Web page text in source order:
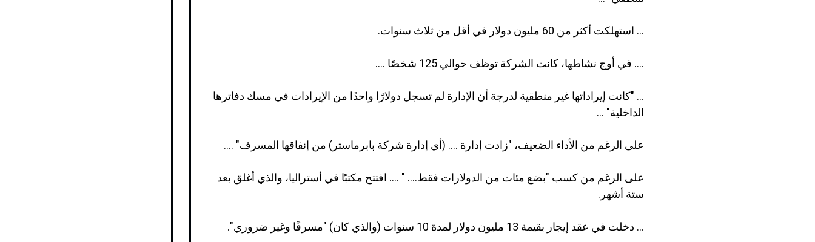
... استهلكت أكثر من 60 مليون دولار في أقل من ثلاث سنوات.
.... في أوج نشاطها، كانت الشركة توظف حوالي 125 شخصًا ....
... "كانت إيراداتها غير منطقية لدرجة أن الإدارة لم تسجل دولارًا واحدًا من الإيرادات في مسك دفاترها
الداخلية" ...
على الرغم من الأداء الضعيف، "زادت إدارة .... (أي إدارة شركة بابرماستر) من إنفاقها المسرف" ....
على الرغم من كسب "بضع مئات من الدولارات فقط.... " .... افتتح مكتبًا في أستراليا، والذي أغلق بعد
ستة أشهر.
... دخلت في عقد إيجار بقيمة 13 مليون دولار لمدة 10 سنوات (والذي كان) "مسرفًا وغير ضروري".